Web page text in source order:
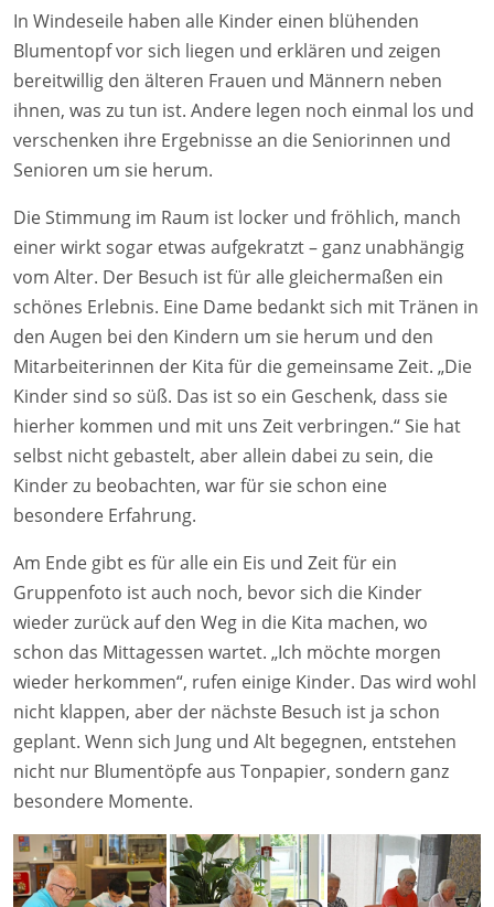
In Windeseile haben alle Kinder einen blühenden
Blumentopf vor sich liegen und erklären und zeigen
bereitwillig den älteren Frauen und Männern neben
ihnen, was zu tun ist. Andere legen noch einmal los und
verschenken ihre Ergebnisse an die Seniorinnen und
Senioren um sie herum.
Die Stimmung im Raum ist locker und fröhlich, manch
einer wirkt sogar etwas aufgekratzt – ganz unabhängig
vom Alter. Der Besuch ist für alle gleichermaßen ein
schönes Erlebnis. Eine Dame bedankt sich mit Tränen in
den Augen bei den Kindern um sie herum und den
Mitarbeiterinnen der Kita für die gemeinsame Zeit. „Die
Kinder sind so süß. Das ist so ein Geschenk, dass sie
hierher kommen und mit uns Zeit verbringen.“ Sie hat
selbst nicht gebastelt, aber allein dabei zu sein, die
Kinder zu beobachten, war für sie schon eine
besondere Erfahrung.
Am Ende gibt es für alle ein Eis und Zeit für ein
Gruppenfoto ist auch noch, bevor sich die Kinder
wieder zurück auf den Weg in die Kita machen, wo
schon das Mittagessen wartet. „Ich möchte morgen
wieder herkommen“, rufen einige Kinder. Das wird wohl
nicht klappen, aber der nächste Besuch ist ja schon
geplant. Wenn sich Jung und Alt begegnen, entstehen
nicht nur Blumentöpfe aus Tonpapier, sondern ganz
besondere Momente.